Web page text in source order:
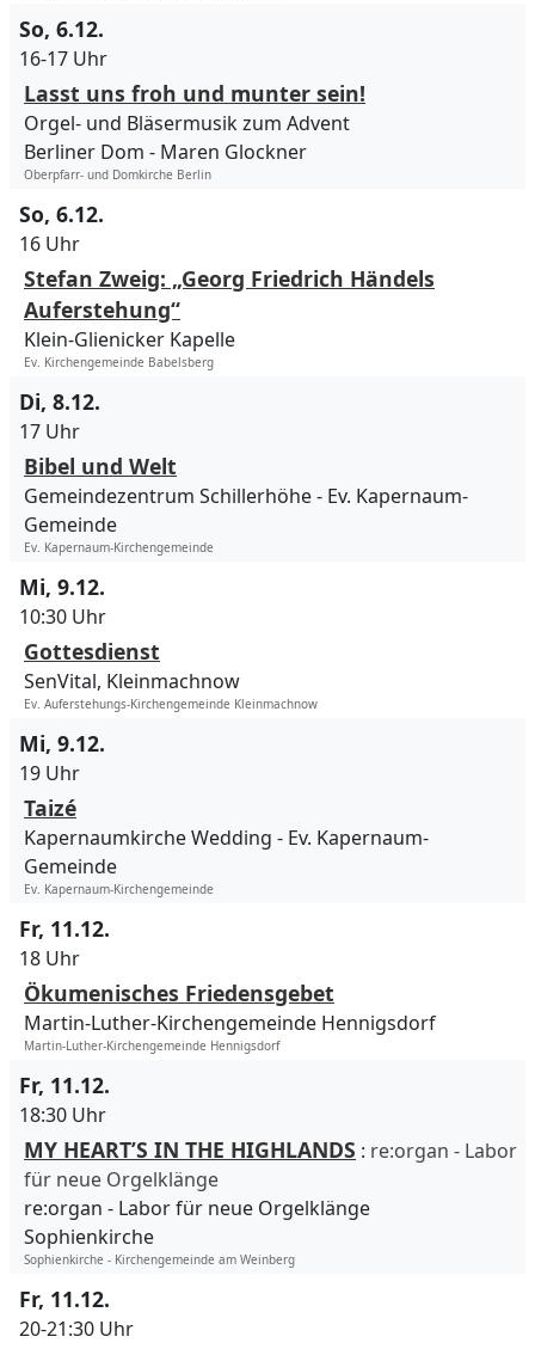
So, 6.12.
16-17 Uhr
Lasst uns froh und munter sein!
Orgel- und Bläsermusik zum Advent
Berliner Dom
Maren Glockner
Oberpfarr- und Domkirche Berlin
So, 6.12.
16 Uhr
Stefan Zweig: „Georg Friedrich Händels
Auferstehung“
Klein-Glienicker Kapelle
Ev. Kirchengemeinde Babelsberg
Di, 8.12.
17 Uhr
Bibel und Welt
Gemeindezentrum Schillerhöhe
Ev. Kapernaum-
Gemeinde
Ev. Kapernaum-Kirchengemeinde
Mi, 9.12.
10:30 Uhr
Gottesdienst
SenVital, Kleinmachnow
Ev. Auferstehungs-Kirchengemeinde Kleinmachnow
Mi, 9.12.
19 Uhr
Taizé
Kapernaumkirche Wedding
Ev. Kapernaum-
Gemeinde
Ev. Kapernaum-Kirchengemeinde
Fr, 11.12.
18 Uhr
Ökumenisches Friedensgebet
Martin-Luther-Kirchengemeinde Hennigsdorf
Martin-Luther-Kirchengemeinde Hennigsdorf
Fr, 11.12.
18:30 Uhr
MY HEART’S IN THE HIGHLANDS : re:organ - Labor
für neue Orgelklänge
re:organ - Labor für neue Orgelklänge
Sophienkirche
Sophienkirche - Kirchengemeinde am Weinberg
Fr, 11.12.
20-21:30 Uhr